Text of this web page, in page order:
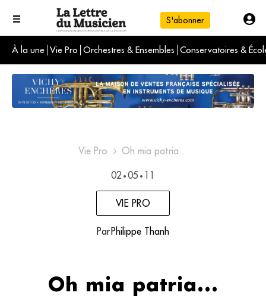
S'abonner
À la une Vie Pro Orchestres & Ensembles Conservatoires &
L'info du jour
Le numéro du mois
International
Vie Pro Oh mia patria...
02 • 05 • 11
VIE PRO
ParPhilippe Thanh
Oh mia patria...